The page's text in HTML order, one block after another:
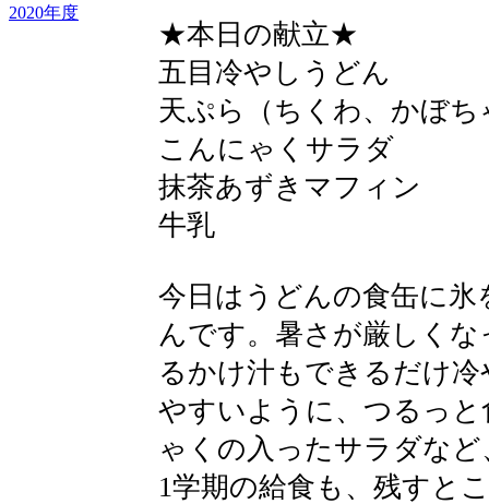
2020年度
★本日の献立★
五目冷やしうどん
天ぷら（ちくわ、かぼち
こんにゃくサラダ
抹茶あずきマフィン
牛乳
今日はうどんの食缶に
んです。暑さが厳しく
るかけ汁もできるだけ
やすいように、つるっ
ゃくの入ったサラダな
1学期の給食も、残すと